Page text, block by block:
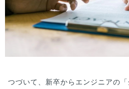
つづいて、新卒からエンジニアの